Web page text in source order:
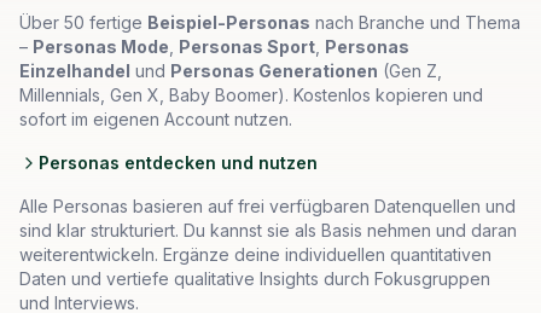
Über 50 fertige Beispiel-Personas nach Branche und Thema
– Personas Mode Personas Sport Personas
Einzelhandel und Personas Generationen (Gen Z,
Millennials, Gen X, Baby Boomer). Kostenlos kopieren und
sofort im eigenen Account nutzen.
Personas entdecken und nutzen
Alle Personas basieren auf frei verfügbaren Datenquellen und
sind klar strukturiert. Du kannst sie als Basis nehmen und daran
weiterentwickeln. Ergänze deine individuellen quantitativen
Daten und vertiefe qualitative Insights durch Fokusgruppen
und Interviews.